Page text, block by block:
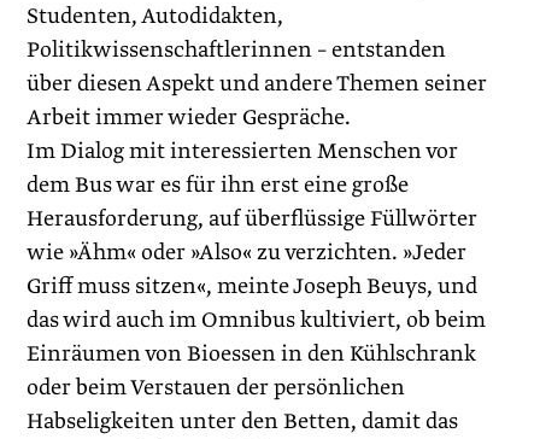
Studenten, Autodidakten,
Politikwissenschaftlerinnen – entstanden
über diesen Aspekt und andere Themen seiner
Arbeit immer wieder Gespräche.
Im Dialog mit interessierten Menschen vor
dem Bus war es für ihn erst eine große
Herausforderung, auf überflüssige Füllwörter
wie »Ähm« oder »Also« zu verzichten. »Jeder
Griff muss sitzen«, meinte Joseph Beuys, und
das wird auch im Omnibus kultiviert, ob beim
Einräumen von Bioessen in den Kühlschrank
oder beim Verstauen der persönlichen
Habseligkeiten unter den Betten, damit das